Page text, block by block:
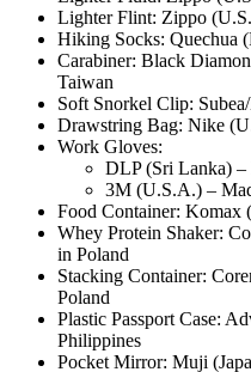
Lighter Flint: Zippo
Hiking Socks: Quechua
Carabiner: Black
Taiwan
Soft Snorkel Clip:
Drawstring Bag: Nike
Work Gloves:
DLP (Sri Lanka) –
3M (U.S.A.) –
Food Container: Komax
Whey Protein Shaker:
in Poland
Stacking Container:
Poland
Plastic Passport Case:
Philippines
Pocket Mirror: Muji